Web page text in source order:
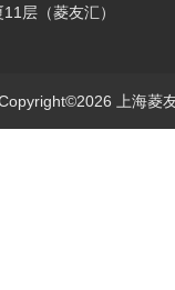
层（菱友汇）
上海菱